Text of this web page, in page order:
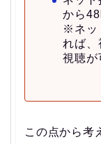
から
※ネッ
れば、
視聴が
この点から考